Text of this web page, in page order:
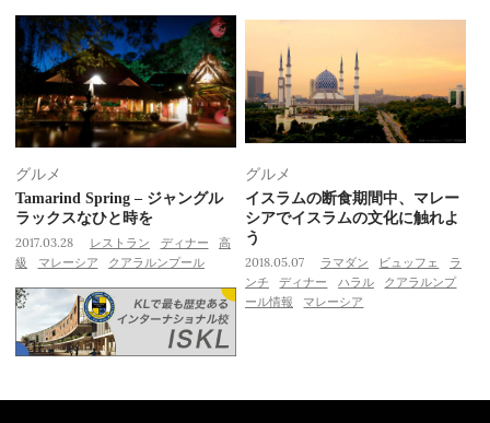
グルメ
Tamarind Spring – ジャングル
ラックスなひと時を
2017.03.28 レストラン ディナー
高
級
マレーシア クアラルンプール
グルメ
イスラムの断食期間中、マレー
シアでイスラムの文化に触れよ
う
2018.05.07 ラマダン ビュッフェ
ラ
ンチ
ディナー ハラル
クアラルンプ
ール情報
マレーシア